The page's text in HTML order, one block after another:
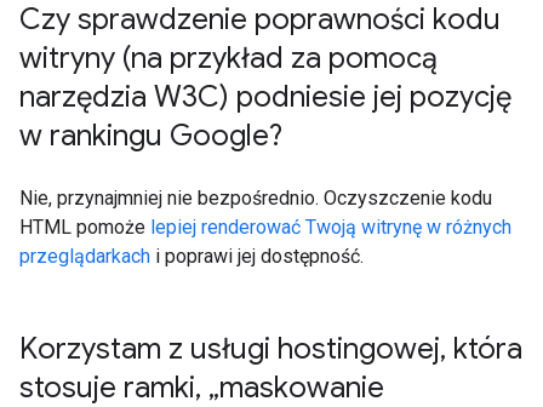
Czy sprawdzenie poprawności kodu
witryny (na przykład za pomocą
narzędzia W3C) podniesie jej pozycję
w rankingu Google?
Nie, przynajmniej nie bezpośrednio. Oczyszczenie kodu
HTML pomoże lepiej renderować Twoją witrynę w różnych
przeglądarkach i poprawi jej dostępność.
Korzystam z usługi hostingowej, która
stosuje ramki, „maskowanie